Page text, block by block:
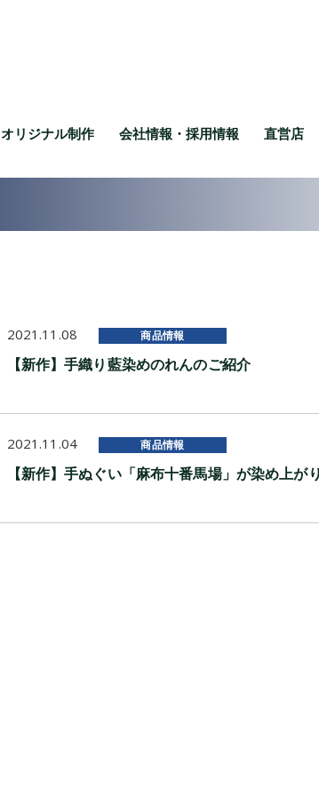
オリジナル制作 会社情報・採用情報 直営店
2021.11.08 商品情報
【新作】手織り藍染めのれんのご紹介
2021.11.04 商品情報
【新作】手ぬぐい「麻布十番馬場」が染め上が